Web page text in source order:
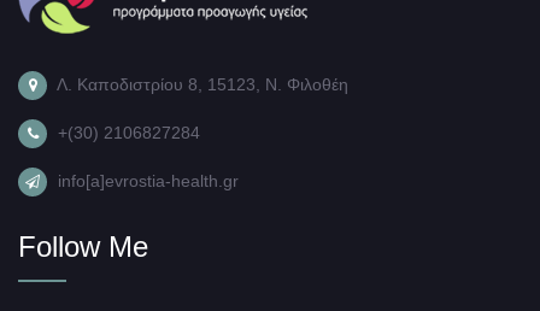
Λ. Καποδιστρίου 8, 15123, Ν. Φιλοθέη
+(30) 2106827284
info[a]evrostia-health.gr
Follow Me